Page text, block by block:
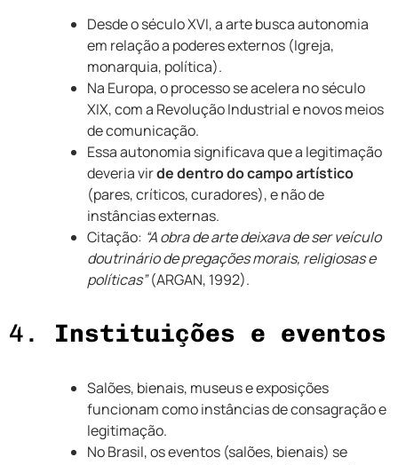
Desde o século XVI, a arte busca autonomia
em relação a poderes externos (Igreja,
monarquia, política).
Na Europa, o processo se acelera no século
XIX, com a Revolução Industrial e novos meios
de comunicação.
Essa autonomia significava que a legitimação
deveria virde dentro do campo artístico
(pares, críticos, curadores), e não de
instâncias externas.
Citação: “A obra de arte deixava de ser veículo
doutrinário de pregações morais, religiosas e
políticas”(ARGAN, 1992).
4. Instituições e eventos
Salões, bienais, museus e exposições
funcionam como instâncias de consagração e
legitimação.
No Brasil, os eventos (salões, bienais) se